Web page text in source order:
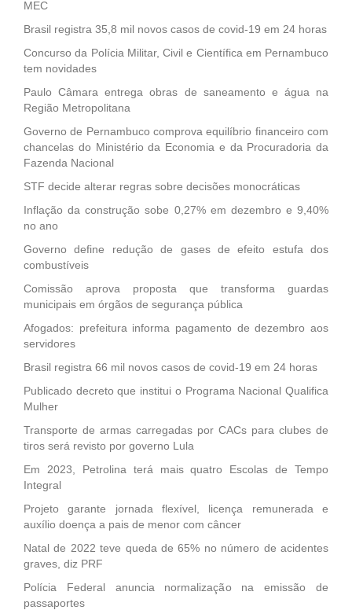
MEC
Brasil registra 35,8 mil novos casos de covid-19 em 24 horas
Concurso da Polícia Militar, Civil e Científica em Pernambuco
tem novidades
Paulo Câmara entrega obras de saneamento e água na
Região Metropolitana
Governo de Pernambuco comprova equilíbrio financeiro com
chancelas do Ministério da Economia e da Procuradoria da
Fazenda Nacional
STF decide alterar regras sobre decisões monocráticas
Inflação da construção sobe 0,27% em dezembro e 9,40%
no ano
Governo define redução de gases de efeito estufa dos
combustíveis
Comissão aprova proposta que transforma guardas
municipais em órgãos de segurança pública
Afogados: prefeitura informa pagamento de dezembro aos
servidores
Brasil registra 66 mil novos casos de covid-19 em 24 horas
Publicado decreto que institui o Programa Nacional Qualifica
Mulher
Transporte de armas carregadas por CACs para clubes de
tiros será revisto por governo Lula
Em 2023, Petrolina terá mais quatro Escolas de Tempo
Integral
Projeto garante jornada flexível, licença remunerada e
auxílio doença a pais de menor com câncer
Natal de 2022 teve queda de 65% no número de acidentes
graves, diz PRF
Polícia Federal anuncia normalização na emissão de
passaportes